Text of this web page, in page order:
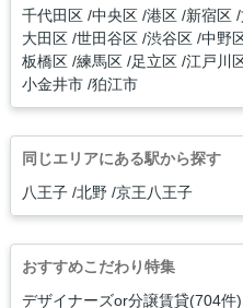
千代田区 中央区 港区 新宿区
大田区 世田谷区 渋谷区 中野
板橋区 練馬区 足立区 江戸川
小金井市 狛江市
同じエリアにある駅から探す
八王子 北野 京王八王子
おすすめこだわり特集
デザイナーズor分譲賃貸(704件)